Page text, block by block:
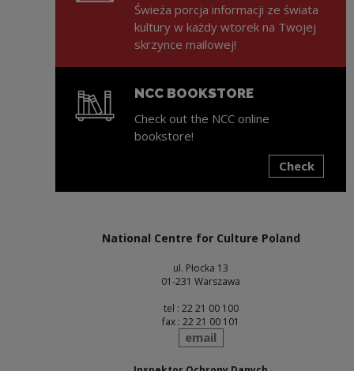
Świeża porcja informacji ze świata
kultury w każdy wtorek na Twojej
skrzynce mailowej!
NCC BOOKSTORE
Check out the NCC online
bookstore!
Check
National Centre for Culture Poland
ul. Płocka 13
01-231 Warszawa
tel : 22 21 00 100
fax : 22 21 00 101
send
email